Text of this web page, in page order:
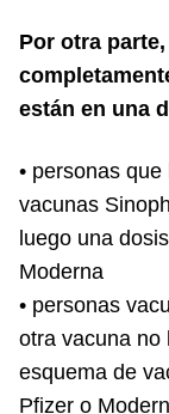
Por otra
están en una
• personas
vacunas
luego una
Moderna
• personas
otra vacuna no
esquema de
Pfizer o